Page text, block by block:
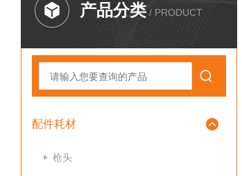
产品分类 / PRODUCT
配件耗材
枪头